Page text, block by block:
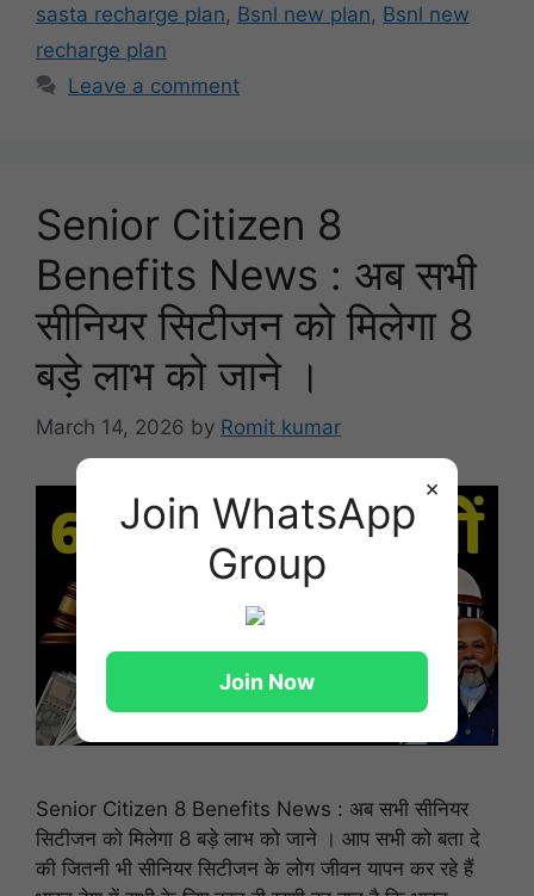
×
Join WhatsApp
Group
Join Now
sasta recharge plan, Bsnl new plan, Bsnl new
recharge plan
Leave a comment
Senior Citizen 8
Benefits News : अब सभी
सीनियर सिटीजन को मिलेगा 8
बड़े लाभ को जाने ।
March 14, 2026 by Romit kumar
Senior Citizen 8 Benefits News : अब सभी सीनियर
सिटीजन को मिलेगा 8 बड़े लाभ को जाने । आप सभी को बता दे
की जितनी भी सीनियर सिटीजन के लोग जीवन यापन कर रहे हैं